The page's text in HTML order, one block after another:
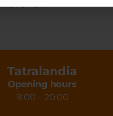
& EVENTS
Tatralandia
Opening hours
9:00 - 20:00